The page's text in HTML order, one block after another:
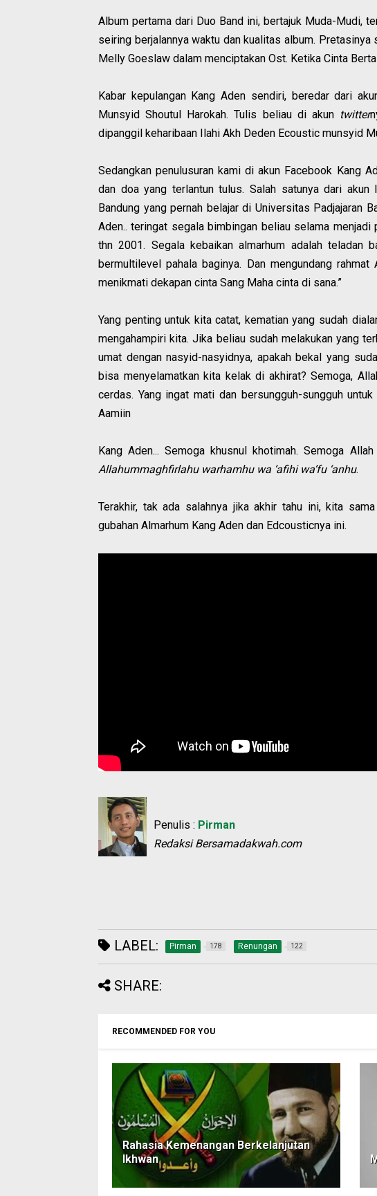
Album pertama dari Duo Band ini, bertajuk Muda-Mudi,
seiring berjalannya waktu dan kualitas album.
Melly Goeslaw dalam menciptakan Ost. Ketika Cinta
Kabar kepulangan Kang Aden sendiri, beredar dari
Munsyid Shoutul Harokah. Tulis beliau di akun twitter
dipanggil keharibaan Ilahi Akh Deden Ecoustic munsyid
Sedangkan penulusuran kami di akun Facebook Kang
dan doa yang terlantun tulus. Salah satunya dari
Bandung yang pernah belajar di Universitas Padjajaran
Aden.. teringat segala bimbingan beliau selama
thn 2001. Segala kebaikan almarhum adalah teladan
bermultilevel pahala baginya. Dan mengundang
menikmati dekapan cinta Sang Maha cinta di sana.”
Yang penting untuk kita catat, kematian yang sudah
mengahampiri kita. Jika beliau sudah melakukan yang
umat dengan nasyid-nasyidnya, apakah bekal yang
bisa menyelamatkan kita kelak di akhirat? Semoga,
cerdas. Yang ingat mati dan bersungguh-sungguh
Aamiin
Kang Aden... Semoga khusnul khotimah. Semoga
Allahummaghfirlahu warhamhu wa ‘afihi wa’fu ‘anhu.
Terakhir, tak ada salahnya jika akhir tahu ini, kita
gubahan Almarhum Kang Aden dan Edcousticnya ini.
Penulis : Pirman
Redaksi Bersamadakwah.com
LABEL: Pirman 178 Renungan 122
SHARE:
RECOMMENDED FOR YOU
Rahasia Kemenangan Berkelanjutan
Ikhwan